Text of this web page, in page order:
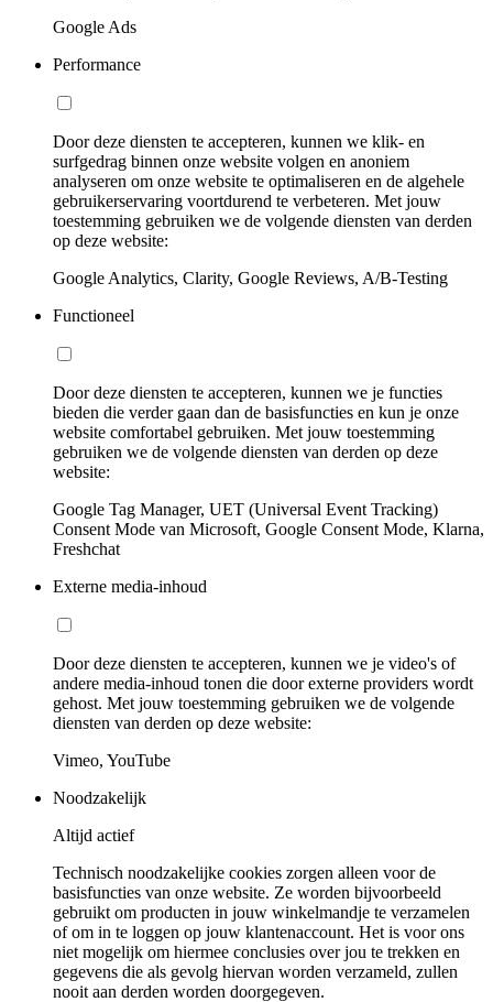
Google Ads
Performance
Door deze diensten te accepteren, kunnen we klik- en
surfgedrag binnen onze website volgen en anoniem
analyseren om onze website te optimaliseren en de algehele
gebruikerservaring voortdurend te verbeteren. Met jouw
toestemming gebruiken we de volgende diensten van derden
op deze website:
Google Analytics, Clarity, Google Reviews, A/B-Testing
Functioneel
Door deze diensten te accepteren, kunnen we je functies
bieden die verder gaan dan de basisfuncties en kun je onze
website comfortabel gebruiken. Met jouw toestemming
gebruiken we de volgende diensten van derden op deze
website:
Google Tag Manager, UET (Universal Event Tracking)
Consent Mode van Microsoft, Google Consent Mode, Klarna,
Freshchat
Externe media-inhoud
Door deze diensten te accepteren, kunnen we je video's of
andere media-inhoud tonen die door externe providers wordt
gehost. Met jouw toestemming gebruiken we de volgende
diensten van derden op deze website:
Vimeo, YouTube
Noodzakelijk
Altijd actief
Technisch noodzakelijke cookies zorgen alleen voor de
basisfuncties van onze website. Ze worden bijvoorbeeld
gebruikt om producten in jouw winkelmandje te verzamelen
of om in te loggen op jouw klantenaccount. Het is voor ons
niet mogelijk om hiermee conclusies over jou te trekken en
gegevens die als gevolg hiervan worden verzameld, zullen
nooit aan derden worden doorgegeven.